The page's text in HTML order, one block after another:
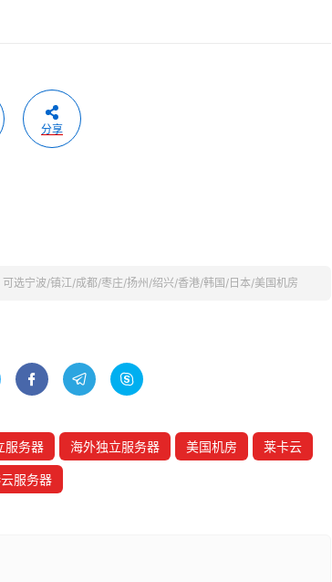
分享
选宁波/镇江/成都/枣庄/扬州/绍兴/香港/韩国/日本/美国机房
  
服务器 海外独立服务器 美国机房 莱卡云
服务器